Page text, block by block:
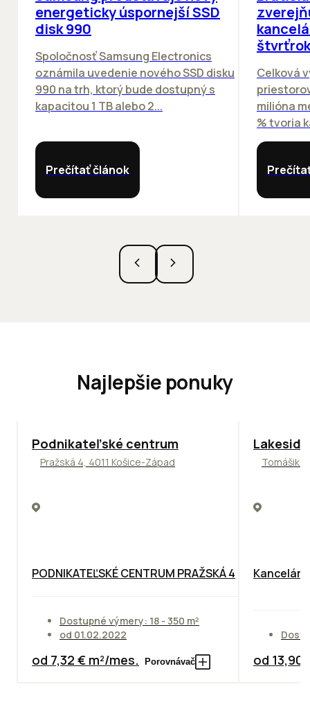
energeticky úspornejší SSD
disk 990
Spoločnosť Samsung Electronics
oznámila uvedenie nového SSD disku
990 na trh, ktorý bude dostupný s
kapacitou 1 TB alebo 2...
Prečítať článok
Celková
milióna
% tvoria
Najlepšie ponuky
ODPORÚČAME
Podnikateľské centrum
Pražská 4, 4011 Košice-Západ
PODNIKATEĽSKÉ CENTRUM PRAŽSKÁ 4
Dostupné výmery: 18 - 350 m²
od 01.02.2022
od 7,32 € m²/mes. Porovnávač od 13,90